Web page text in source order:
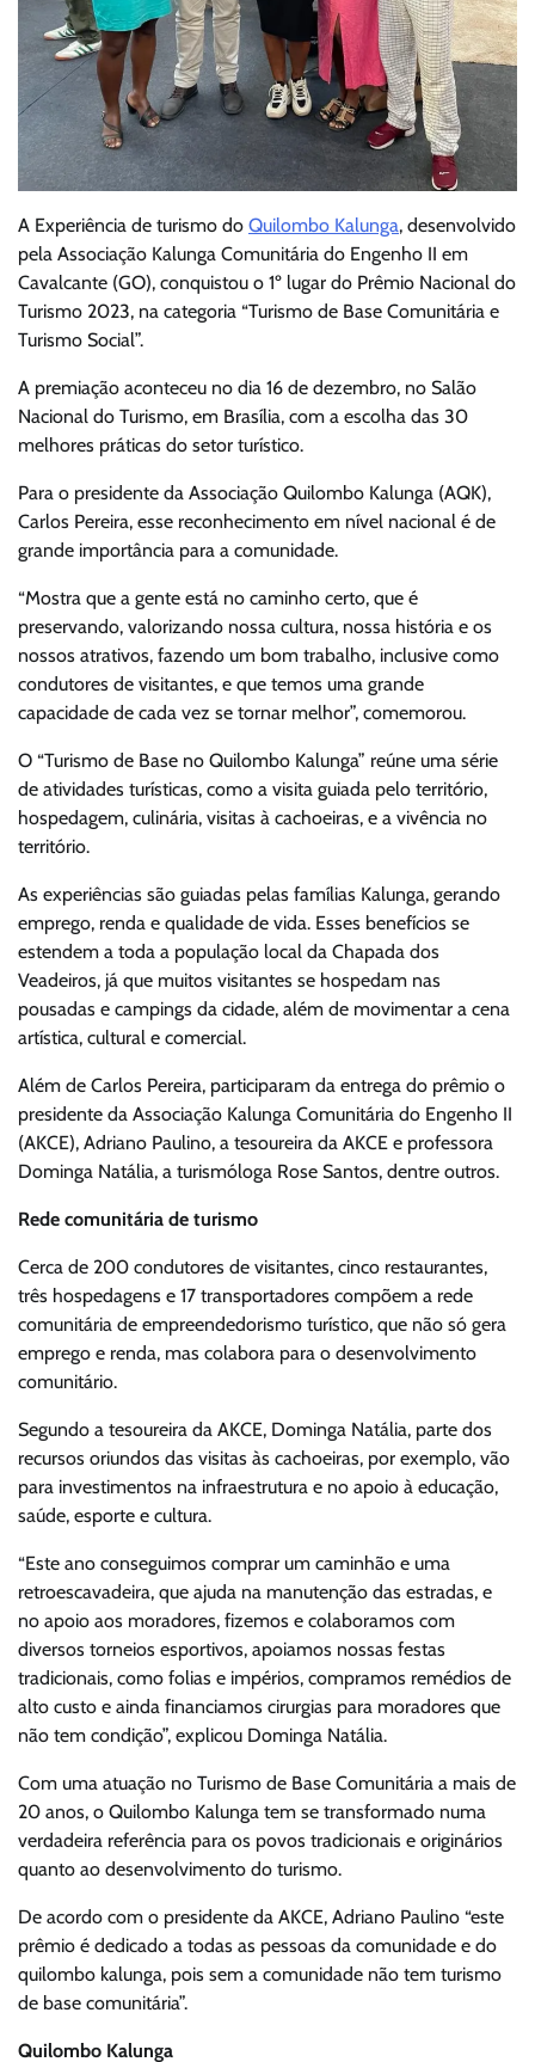
A Experiência de turismo do Quilombo Kalunga, desenvolvido
pela Associação Kalunga Comunitária do Engenho II em
Cavalcante (GO), conquistou o 1º lugar do Prêmio Nacional do
Turismo 2023, na categoria “Turismo de Base Comunitária e
Turismo Social”.
A premiação aconteceu no dia 16 de dezembro, no Salão
Nacional do Turismo, em Brasília, com a escolha das 30
melhores práticas do setor turístico.
Para o presidente da Associação Quilombo Kalunga (AQK),
Carlos Pereira, esse reconhecimento em nível nacional é de
grande importância para a comunidade.
“Mostra que a gente está no caminho certo, que é
preservando, valorizando nossa cultura, nossa história e os
nossos atrativos, fazendo um bom trabalho, inclusive como
condutores de visitantes, e que temos uma grande
capacidade de cada vez se tornar melhor”, comemorou.
O “Turismo de Base no Quilombo Kalunga” reúne uma série
de atividades turísticas, como a visita guiada pelo território,
hospedagem, culinária, visitas à cachoeiras, e a vivência no
território.
As experiências são guiadas pelas famílias Kalunga, gerando
emprego, renda e qualidade de vida. Esses benefícios se
estendem a toda a população local da Chapada dos
Veadeiros, já que muitos visitantes se hospedam nas
pousadas e campings da cidade, além de movimentar a cena
artística, cultural e comercial.
Além de Carlos Pereira, participaram da entrega do prêmio o
presidente da Associação Kalunga Comunitária do Engenho II
(AKCE), Adriano Paulino, a tesoureira da AKCE e professora
Dominga Natália, a turismóloga Rose Santos, dentre outros.
Rede comunitária de turismo
Cerca de 200 condutores de visitantes, cinco restaurantes,
três hospedagens e 17 transportadores compõem a rede
comunitária de empreendedorismo turístico, que não só gera
emprego e renda, mas colabora para o desenvolvimento
comunitário.
Segundo a tesoureira da AKCE, Dominga Natália, parte dos
recursos oriundos das visitas às cachoeiras, por exemplo, vão
para investimentos na infraestrutura e no apoio à educação,
saúde, esporte e cultura.
“Este ano conseguimos comprar um caminhão e uma
retroescavadeira, que ajuda na manutenção das estradas, e
no apoio aos moradores, fizemos e colaboramos com
diversos torneios esportivos, apoiamos nossas festas
tradicionais, como folias e impérios, compramos remédios de
alto custo e ainda financiamos cirurgias para moradores que
não tem condição”, explicou Dominga Natália.
Com uma atuação no Turismo de Base Comunitária a mais de
20 anos, o Quilombo Kalunga tem se transformado numa
verdadeira referência para os povos tradicionais e originários
quanto ao desenvolvimento do turismo.
De acordo com o presidente da AKCE, Adriano Paulino “este
prêmio é dedicado a todas as pessoas da comunidade e do
quilombo kalunga, pois sem a comunidade não tem turismo
de base comunitária”.
Quilombo Kalunga